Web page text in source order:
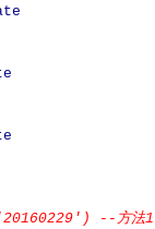
'20160229') -- 方法1